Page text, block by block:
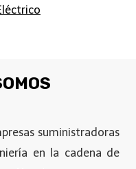
suministradoras
en la cadena de